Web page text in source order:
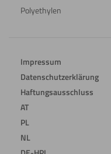
Polyethylen
Impressum
Datenschutzerklärung
Haftungsausschluss
AT
PL
NL